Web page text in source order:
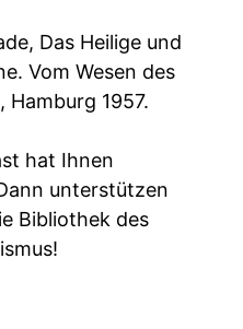
Das Heilige und
Vom Wesen des
Hamburg 1957.
hat Ihnen
unterstützen
Bibliothek des